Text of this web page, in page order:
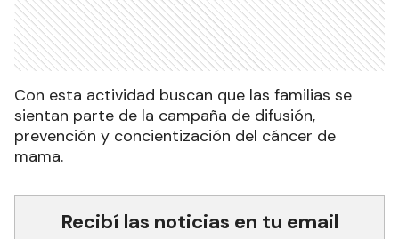
Con esta actividad buscan que las familias se
sientan parte de la campaña de difusión,
prevención y concientización del cáncer de
mama.
Recibí las noticias en tu email